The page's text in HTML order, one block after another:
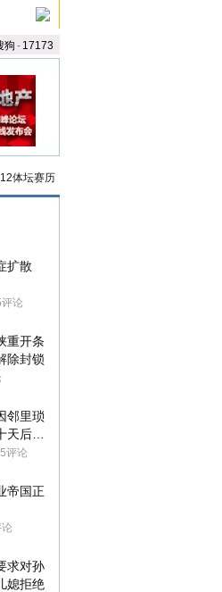
狗 - 17173
体坛赛历
扩散
论
重开条
除封锁
邻里琐
后在
里落
评论
帝国正
求对孙
媳拒绝